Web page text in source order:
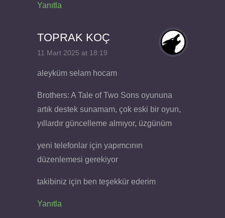
Yanıtla
TOPRAK KOÇ
11 Mart 2025 at 18:19
aleyküm selam hocam
Brothers: A Tale of Two Sons oyununa
artık destek sunamam, çok eski bir oyun,
yıllardır güncelleme almıyor, üzgünüm
yeni telefonlar için yapımcının
düzenlemesi gerekiyor
takibiniz için ben teşekkür ederim
Yanıtla